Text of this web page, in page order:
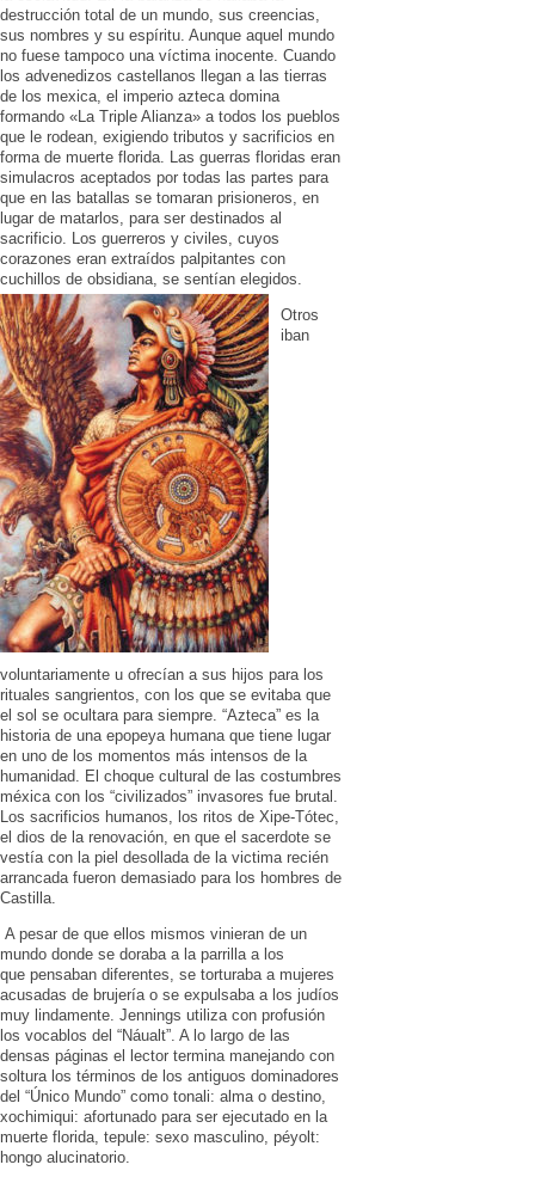
destrucción total de un mundo, sus creencias,
sus nombres y su espíritu. Aunque aquel mundo
no fuese tampoco una víctima inocente. Cuando
los advenedizos castellanos llegan a las tierras
de los mexica, el imperio azteca domina
formando «La Triple Alianza» a todos los pueblos
que le rodean, exigiendo tributos y sacrificios en
forma de muerte florida. Las guerras floridas eran
simulacros aceptados por todas las partes para
que en las batallas se tomaran prisioneros, en
lugar de matarlos, para ser destinados al
sacrificio. Los guerreros y civiles, cuyos
corazones eran extraídos palpitantes con
cuchillos de obsidiana, se sentían elegidos.
Otros
iban
voluntariamente u ofrecían a sus hijos para los
rituales sangrientos, con los que se evitaba que
el sol se ocultara para siempre. “Azteca” es la
historia de una epopeya humana que tiene lugar
en uno de los momentos más intensos de la
humanidad. El choque cultural de las costumbres
méxica con los “civilizados” invasores fue brutal.
Los sacrificios humanos, los ritos de Xipe-Tótec,
el dios de la renovación, en que el sacerdote se
vestía con la piel desollada de la victima recién
arrancada fueron demasiado para los hombres de
Castilla.
A pesar de que ellos mismos vinieran de un
mundo donde se doraba a la parrilla a los
que pensaban diferentes, se torturaba a mujeres
acusadas de brujería o se expulsaba a los judíos
muy lindamente. Jennings utiliza con profusión
los vocablos del “Náualt”. A lo largo de las
densas páginas el lector termina manejando con
soltura los términos de los antiguos dominadores
del “Único Mundo” como tonali: alma o destino,
xochimiqui: afortunado para ser ejecutado en la
muerte florida, tepule: sexo masculino, péyolt:
hongo alucinatorio.